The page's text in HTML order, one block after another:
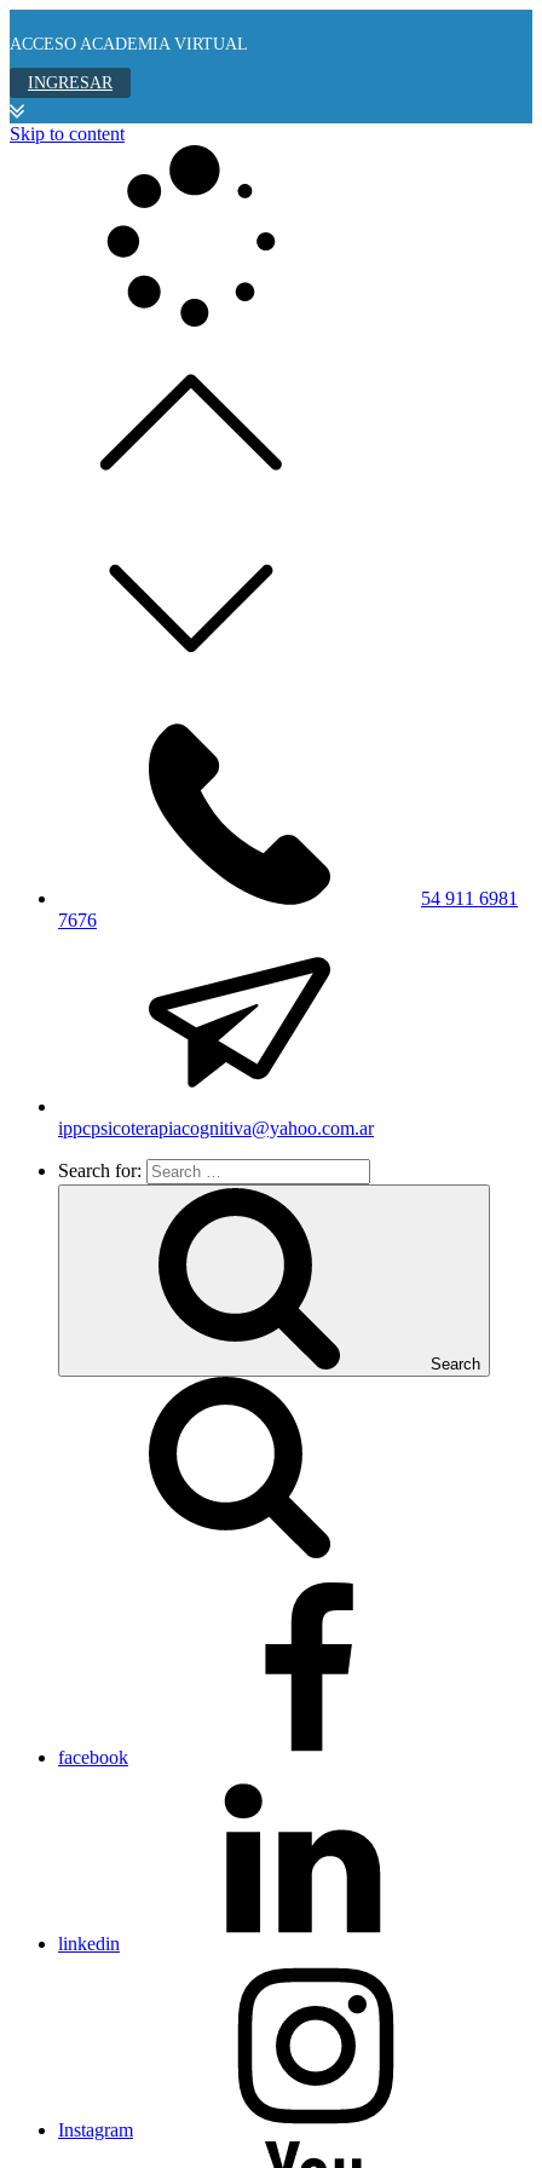
ACCESO ACADEMIA VIRTUAL
INGRESAR
Skip to content
54 911 6981
7676
ippcpsicoterapiacognitiva@yahoo.com.ar
Search for:
Search
facebook
linkedin
Instagram